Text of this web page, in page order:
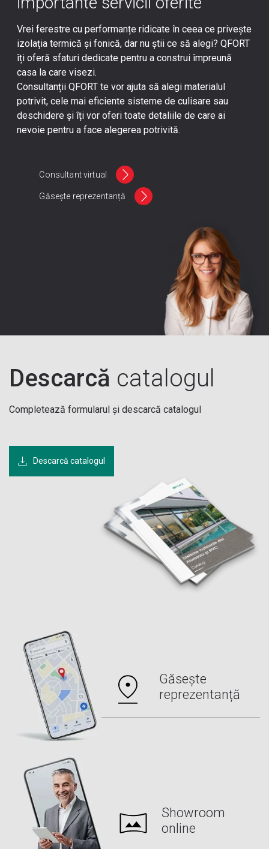
Vrei ferestre cu performanțe ridicate în ceea ce privește
izolația termică și fonică, dar nu știi ce să alegi? QFORT
îți oferă sfaturi dedicate pentru a construi împreună
casa la care visezi.
Consultanții QFORT te vor ajuta să alegi materialul
potrivit, cele mai eficiente sisteme de culisare sau
deschidere și îți vor oferi toate detaliile de care ai
nevoie pentru a face alegerea potrivită.
Consultant virtual
Găsește reprezentanță
Descarcă catalogul
Completează formularul și descarcă catalogul
Descarcă catalogul
Găsește
reprezentanță
Showroom
online